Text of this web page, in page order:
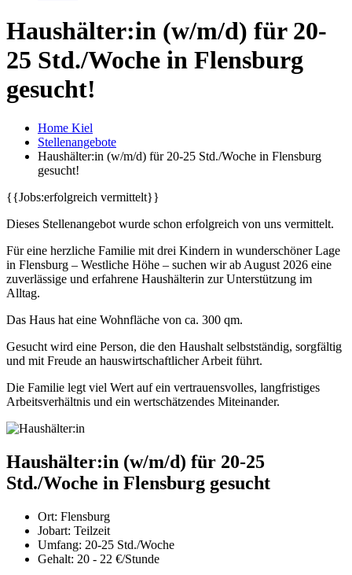
Haushälter:in (w/m/d) für 20-
25 Std./Woche in Flensburg
gesucht!
Home Kiel
Stellenangebote
Haushälter:in (w/m/d) für 20-25 Std./Woche in Flensburg
gesucht!
{{Jobs:erfolgreich vermittelt}}
Dieses Stellenangebot wurde schon erfolgreich von uns vermittelt.
Für eine herzliche Familie mit drei Kindern in wunderschöner Lage
in Flensburg – Westliche Höhe – suchen wir ab August 2026 eine
zuverlässige und erfahrene Haushälterin zur Unterstützung im
Alltag.
Das Haus hat eine Wohnfläche von ca. 300 qm.
Gesucht wird eine Person, die den Haushalt selbstständig, sorgfältig
und mit Freude an hauswirtschaftlicher Arbeit führt.
Die Familie legt viel Wert auf ein vertrauensvolles, langfristiges
Arbeitsverhältnis und ein wertschätzendes Miteinander.
Haushälter:in (w/m/d) für 20-25
Std./Woche in Flensburg gesucht
Ort: Flensburg
Jobart: Teilzeit
Umfang: 20-25 Std./Woche
Gehalt: 20 - 22 €/Stunde